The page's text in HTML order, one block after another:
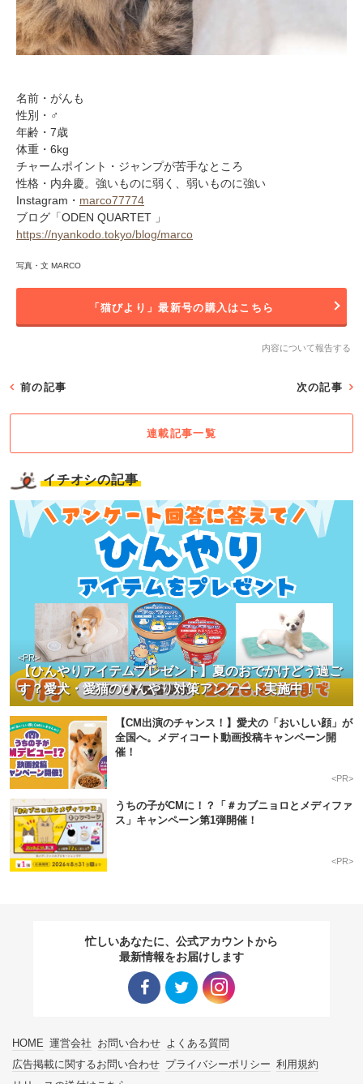
名前・がんも
性別・♂
年齢・7歳
体重・6kg
チャームポイント・ジャンプが苦手なところ
性格・内弁慶。強いものに弱く、弱いものに強い
Instagram・ marco77774
ブログ「ODEN QUARTET 」
https://nyankodo.tokyo/blog/marco
写真・文 MARCO
「猫びより」最新号の購入はこちら
内容について報告する
前の記事 次の記事
連載記事一覧
イチオシの記事
【ひんやりアイテムプレゼント】夏のおでかけどう過ご
す？愛犬・愛猫のひんやり対策アンケート実施中！
<PR>
【CM出演のチャンス！】愛犬の「おいしい顔」が
全国へ。メディコート動画投稿キャンペーン開
催！
<PR>
うちの子がCMに！？「＃カブニョロとメディファ
ス」キャンペーン第1弾開催！
<PR>
忙しいあなたに、公式アカウントから
最新情報をお届けします
HOME 運営会社 お問い合わせ よくある質問
広告掲載に関するお問い合わせ プライバシーポリシー 利用規約